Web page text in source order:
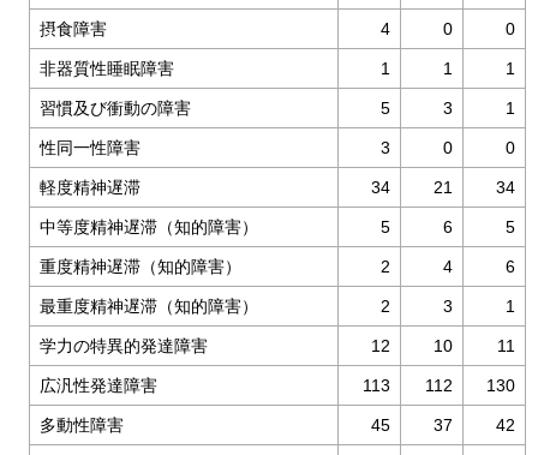
摂食障害 4 0 0
非器質性睡眠障害 1 1 1
習慣及び衝動の障害 5 3 1
性同一性障害 3 0 0
軽度精神遅滞 34 21 34
中等度精神遅滞（知的障害） 5 6 5
重度精神遅滞（知的障害） 2 4 6
最重度精神遅滞（知的障害） 2 3 1
学力の特異的発達障害 12 10 11
広汎性発達障害 113 112 130
多動性障害 45 37 42